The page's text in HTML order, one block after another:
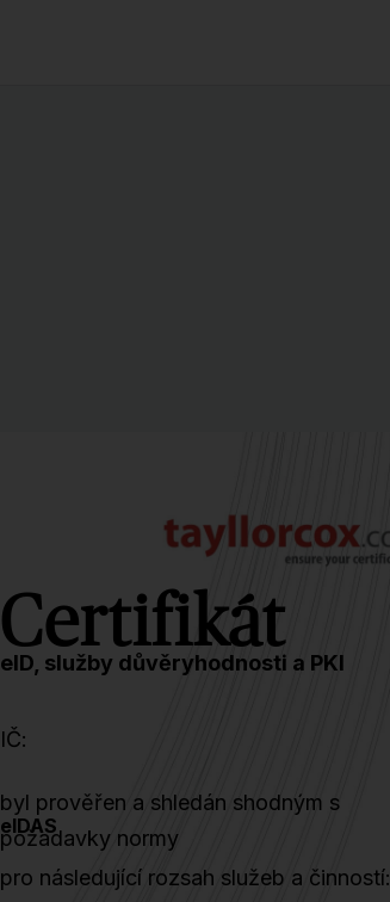
Certifikát
eID, služby důvěryhodnosti a PKI
IČ:
byl prověřen a shledán shodným s
požadavky normy
eIDAS
pro následující rozsah služeb a činností: